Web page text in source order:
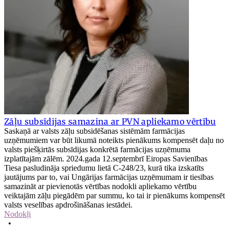
Zāļu subsīdijas samazina ar PVN apliekamo vērtību
Saskaņā ar valsts zāļu subsidēšanas sistēmām farmācijas
uzņēmumiem var būt likumā noteikts pienākums kompensēt daļu no
valsts piešķirtās subsīdijas konkrētā farmācijas uzņēmuma
izplatītajām zālēm. 2024.gada 12.septembrī Eiropas Savienības
Tiesa pasludināja spriedumu lietā C-248/23, kurā tika izskatīts
jautājums par to, vai Ungārijas farmācijas uzņēmumam ir tiesības
samazināt ar pievienotās vērtības nodokli apliekamo vērtību
veiktajām zāļu piegādēm par summu, ko tai ir pienākums kompensēt
valsts veselības apdrošināšanas iestādei.
Nodokļi
•